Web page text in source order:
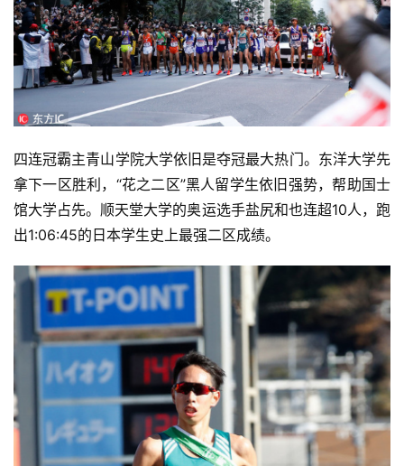
四连冠霸主青山学院大学依旧是夺冠最大热门。 东洋大学先
拿下一区胜利， “花之二区”黑人留学生依旧强势，帮助国士
馆大学占先。 顺天堂大学的奥运选手盐尻和也连超10人， 跑
出1:06:45的日本学生史上最强二区成绩。